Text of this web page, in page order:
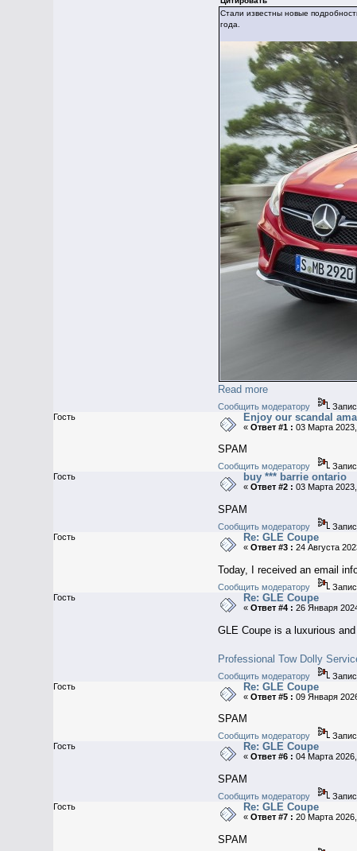
Стали известны новые
года.
Read more
Сообщить модератору
Гость
Enjoy our scandal
«Ответ #1 : 03 Марта
SPAM
Сообщить модератору
Гость
buy *** barrie ontario
«Ответ #2 : 03 Марта
SPAM
Сообщить модератору
Гость
Re: GLE Coupe
«Ответ #3 : 24 Августа
Today, I received an email
Сообщить модератору
Гость
Re: GLE Coupe
«Ответ #4 : 26 Января
GLE Coupe is a luxurious
Professional Tow Dolly
Сообщить модератору
Гость
Re: GLE Coupe
«Ответ #5 : 09 Января
SPAM
Сообщить модератору
Гость
Re: GLE Coupe
«Ответ #6 : 04 Марта
SPAM
Сообщить модератору
Гость
Re: GLE Coupe
«Ответ #7 : 20 Марта
SPAM